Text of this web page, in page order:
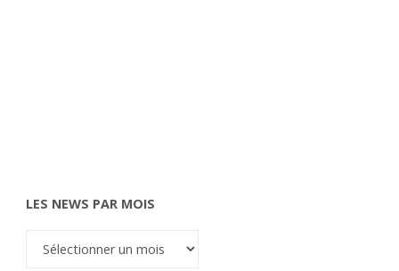
LES NEWS PAR MOIS